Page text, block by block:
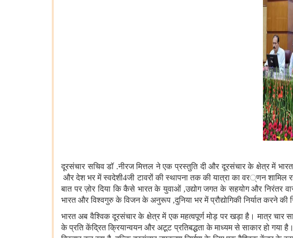
दूरसंचार सचिव डॉ.नीरज मित्तल ने एक प्रस्तुति दी और दूरसंचार के क्षेत्र में
और देश भर में स्वदेशी4जी टावरों की स्थापना तक की यात्रा का वर्णन शामिल
बात पर ज़ोर दिया कि कैसे भारत के युवाओं,उद्योग जगत के सहयोग और निरंतर
भारत और विश्वगुरु के विजन के अनुरूप ,दुनिया भर में प्रौद्योगिकी निर्यात करने की
भारत अब वैश्विक दूरसंचार के क्षेत्र में एक महत्वपूर्ण मोड़ पर खड़ा है। मात्र
के प्रति केंद्रित क्रियान्वयन और अटूट प्रतिबद्धता के माध्यम से साकार हो गया